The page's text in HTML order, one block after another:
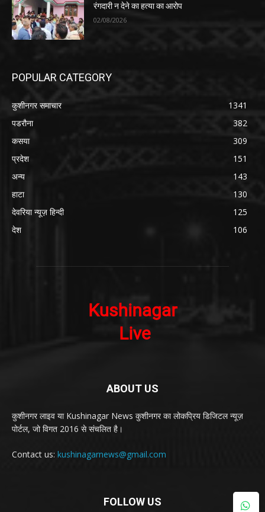
रंगदारी न देने का हत्या का आरोप
02/08/2026
POPULAR CATEGORY
कुशीनगर समाचार
1341
पडरौना
382
कसया
309
प्रदेश
151
अन्य
143
हाटा
130
देवरिया न्यूज़ हिन्दी
125
देश
106
ABOUT US
कुशीनगर लाइव या Kushinagar News कुशीनगर का लोकप्रिय डिजिटल न्यूज़
पोर्टल, जो विगत 2016 से संचलित है।
Contact us: kushinagarnews@gmail.com
FOLLOW US